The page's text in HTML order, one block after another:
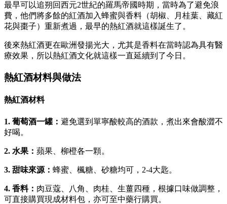
最早可以追朔回西元2世紀的羅馬帝國時期，當時為了避免浪
費，他們將多餘的紅酒加入蜂蜜與香料（胡椒、月桂葉、藏紅
花與棗子）重新煮過，最早的熱紅酒就這樣誕生了。
後來熱紅酒更在歐洲發揚光大，尤其是香料在當時認為具有醫
療效果，所以熱紅酒文化就這樣一直延續到了今日。
熱紅酒材料與做法
熱紅酒材料
1. 葡萄酒一罐： 避免選到單寧酸較高的酒款，煮出來會酸澀不
好喝。
2. 水果： 蘋果、柳橙各一顆。
3. 甜味來源： 蜂蜜、楓糖、砂糖均可，2-4大匙。
4. 香料： 肉豆蔻、八角、肉桂、生薑四種，根據口味做調整，
可直接購買現成材料包，亦可至中藥行購買。